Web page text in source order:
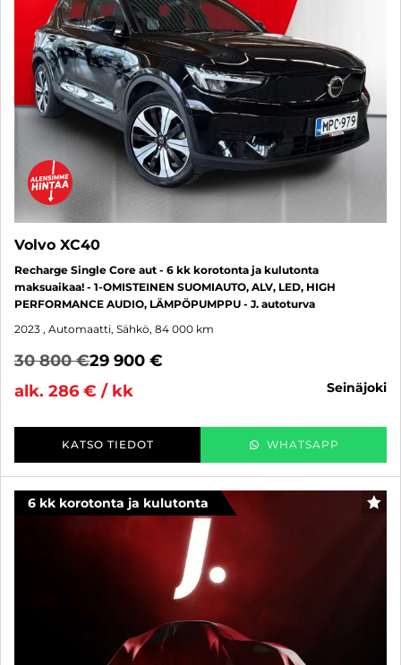
Volvo XC40
Recharge Single Core aut - 6 kk korotonta ja kulutonta
maksuaikaa! - 1-OMISTEINEN SUOMIAUTO, ALV, LED, HIGH
PERFORMANCE AUDIO, LÄMPÖPUMPPU - J. autoturva
2023 , Automaatti, Sähkö, 84 000 km
30 800 €29 900 €
alk. 286 € / kk
seinäjoki
KATSO TIEDOT WHATSAPP
6 kk korotonta ja kulutonta